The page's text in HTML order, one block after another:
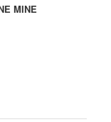
MINE